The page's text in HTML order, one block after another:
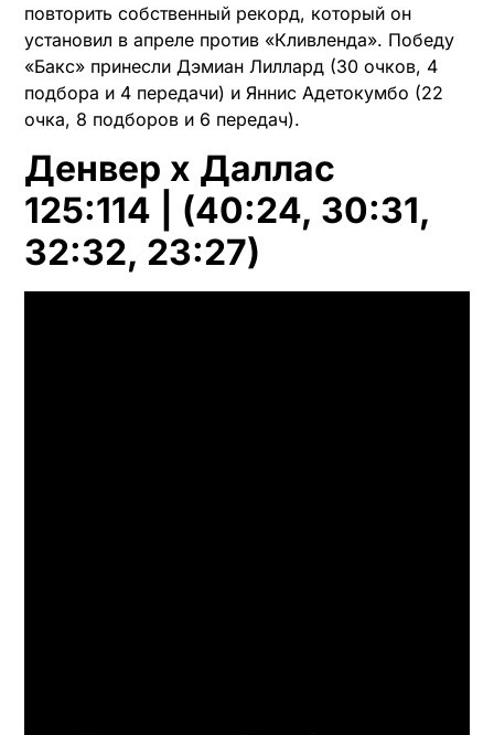
повторить собственный рекорд, который он
установил в апреле против «Кливленда». Победу
«Бакс» принесли Дэмиан Лиллард (30 очков, 4
подбора и 4 передачи) и Яннис Адетокумбо (22
очка, 8 подборов и 6 передач).
Денвер x Даллас
125:114 | (40:24, 30:31,
32:32, 23:27)